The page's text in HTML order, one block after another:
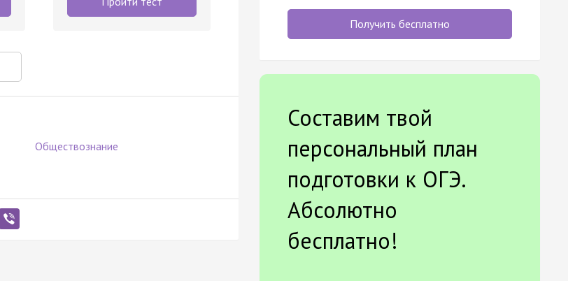
Обществознание
Получить бесплатно
Составим твой
персональный план
подготовки к ОГЭ.
Абсолютно
бесплатно!